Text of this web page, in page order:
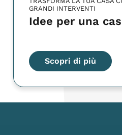
GRANDI INTERVENTI
Idee per una
Scopri di più